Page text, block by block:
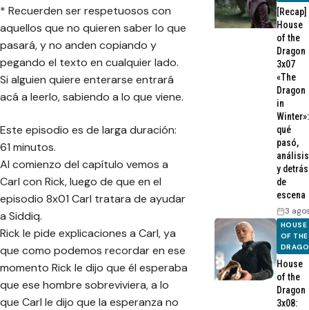
* Recuerden ser respetuosos con
aquellos que no quieren saber lo que
pasará, y no anden copiando y
pegando el texto en cualquier lado.
Si alguien quiere enterarse entrará
acá a leerlo, sabiendo a lo que viene.
Este episodio es de larga duración:
61 minutos.
Al comienzo del capítulo vemos a
Carl con Rick, luego de que en el
episodio 8x01 Carl tratara de ayudar
a Siddiq.
Rick le pide explicaciones a Carl, ya
que como podemos recordar en ese
momento Rick le dijo que él esperaba
que ese hombre sobreviviera, a lo
que Carl le dijo que la esperanza no
[Recap]
House
of the
Dragon
3x07
«The
Dragon
in
Winter»:
qué
pasó,
análisis
y detrás
de
escena
3
HOUSE
OF THE
House
of the
Dragon
3x08: